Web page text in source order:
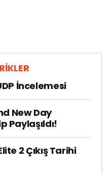
İncelemesi
New Day
Paylaşıldı!
2 Çıkış Tarihi